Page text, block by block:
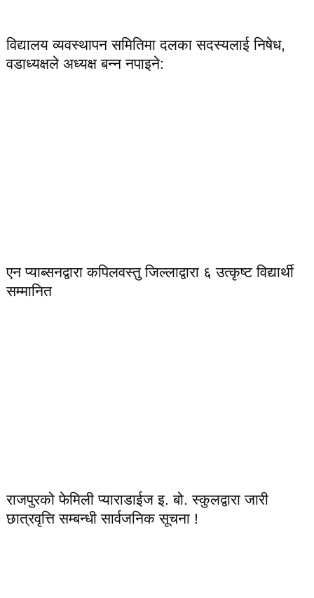
विद्यालय व्यवस्थापन समितिमा दलका सदस्यलाई निषेध,
वडाध्यक्षले अध्यक्ष बन्न नपाइने:
एन प्याब्सनद्वारा कपिलवस्तु जिल्लाद्वारा ६ उत्कृष्ट विद्यार्थी
सम्मानित
राजपुरको फेमिली प्याराडाईज इ. बो. स्कुलद्वारा जारी
छात्रवृत्ति सम्बन्धी सार्वजनिक सूचना !